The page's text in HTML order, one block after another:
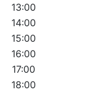
13:00
14:00
15:00
16:00
17:00
18:00